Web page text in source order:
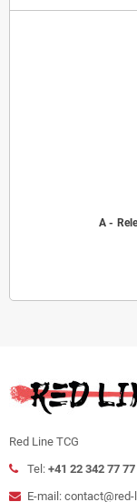
A -
Red Line TCG
Tel: +41 22 342 77 77
E-mail: